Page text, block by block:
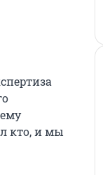
кто, и мы